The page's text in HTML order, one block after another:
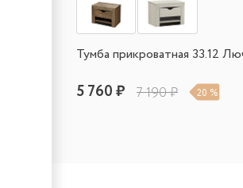
Тумба прикроватная 33.12
5 760 ₽ 7 190 ₽ 20 %